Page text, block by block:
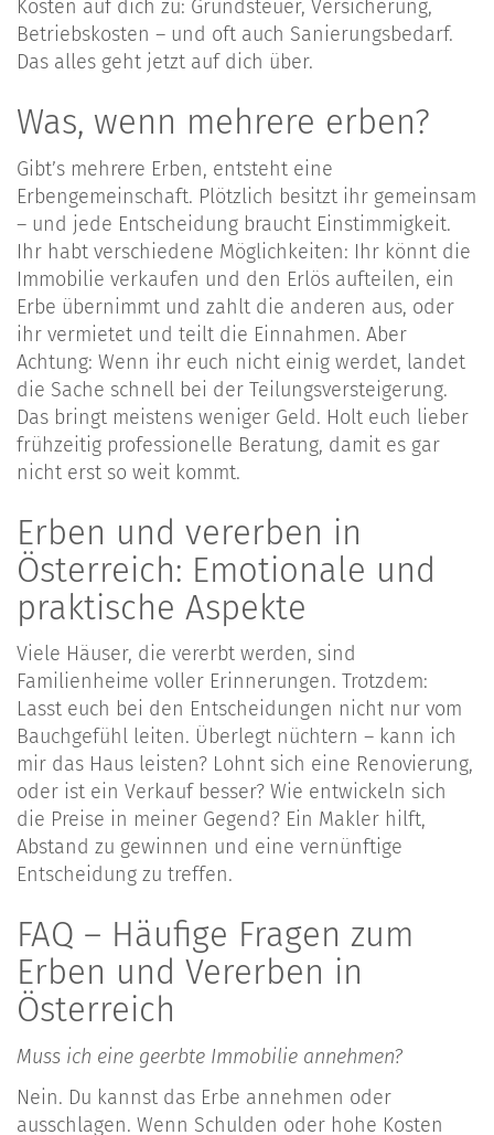
Kosten auf dich zu: Grundsteuer, Versicherung,
Betriebskosten – und oft auch Sanierungsbedarf.
Das alles geht jetzt auf dich über.
Was, wenn mehrere erben?
Gibt’s mehrere Erben, entsteht eine
Erbengemeinschaft. Plötzlich besitzt ihr gemeinsam
– und jede Entscheidung braucht Einstimmigkeit.
Ihr habt verschiedene Möglichkeiten: Ihr könnt die
Immobilie verkaufen und den Erlös aufteilen, ein
Erbe übernimmt und zahlt die anderen aus, oder
ihr vermietet und teilt die Einnahmen. Aber
Achtung: Wenn ihr euch nicht einig werdet, landet
die Sache schnell bei der Teilungsversteigerung.
Das bringt meistens weniger Geld. Holt euch lieber
frühzeitig professionelle Beratung, damit es gar
nicht erst so weit kommt.
Erben und vererben in
Österreich: Emotionale und
praktische Aspekte
Viele Häuser, die vererbt werden, sind
Familienheime voller Erinnerungen. Trotzdem:
Lasst euch bei den Entscheidungen nicht nur vom
Bauchgefühl leiten. Überlegt nüchtern – kann ich
mir das Haus leisten? Lohnt sich eine Renovierung,
oder ist ein Verkauf besser? Wie entwickeln sich
die Preise in meiner Gegend? Ein Makler hilft,
Abstand zu gewinnen und eine vernünftige
Entscheidung zu treffen.
FAQ – Häufige Fragen zum
Erben und Vererben in
Österreich
Muss ich eine geerbte Immobilie annehmen?
Nein. Du kannst das Erbe annehmen oder
ausschlagen. Wenn Schulden oder hohe Kosten